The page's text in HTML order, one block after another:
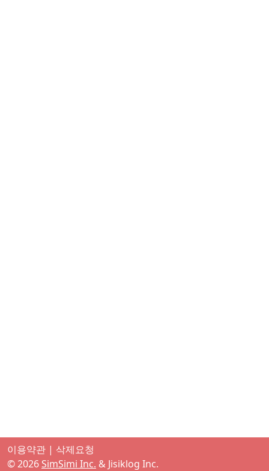
이용약관 | 삭제요청
©2026 SimSimi Inc. & Jisiklog Inc.